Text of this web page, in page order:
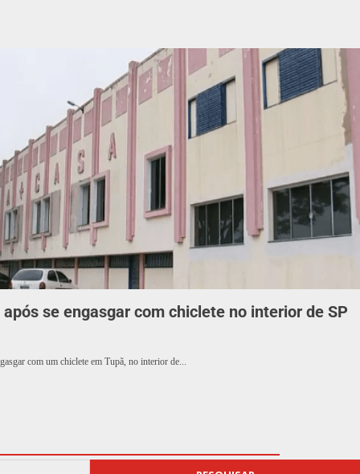
se engasgar com chiclete no interior de SP
com um chiclete em Tupã, no interior de...